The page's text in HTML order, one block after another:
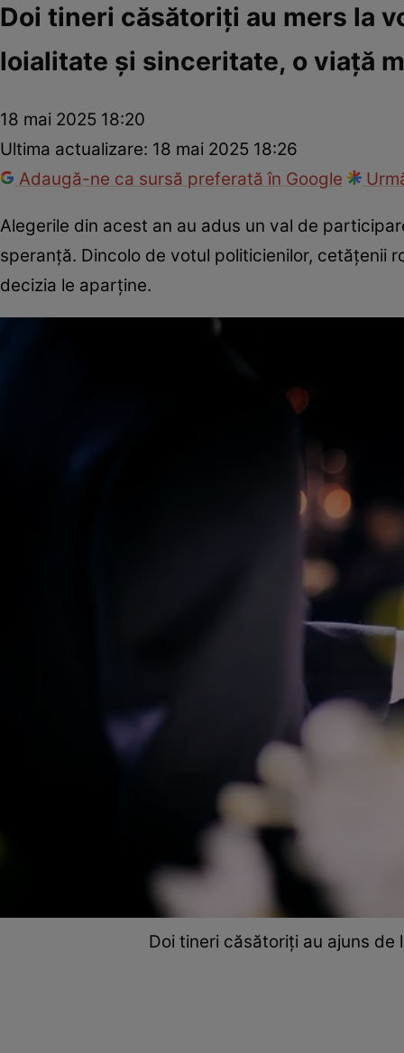
Doi tineri căsătoriți au mers la
loialitate şi sinceritate, o viaţă
18 mai 2025 18:20
Ultima actualizare: 18 mai 2025 18:26
Adaugă-ne ca sursă preferată în Google
Alegerile din acest an au adus un val de
speranță. Dincolo de votul politicienilor, cetățenii
decizia le aparține.
Doi tineri căsătoriți au ajuns de